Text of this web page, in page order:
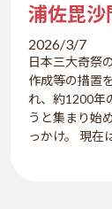
浦佐毘沙
2026/3/7
日本三大奇祭
作成等の措置
れ、約1200年
うと集まり始
っかけ。 現在